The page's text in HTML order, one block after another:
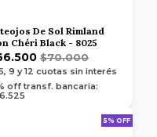
De Sol Rimland
Chéri Black - 8025
$70.000
9 y 12 cuotas sin interés
off transf. bancaria:
5% OFF